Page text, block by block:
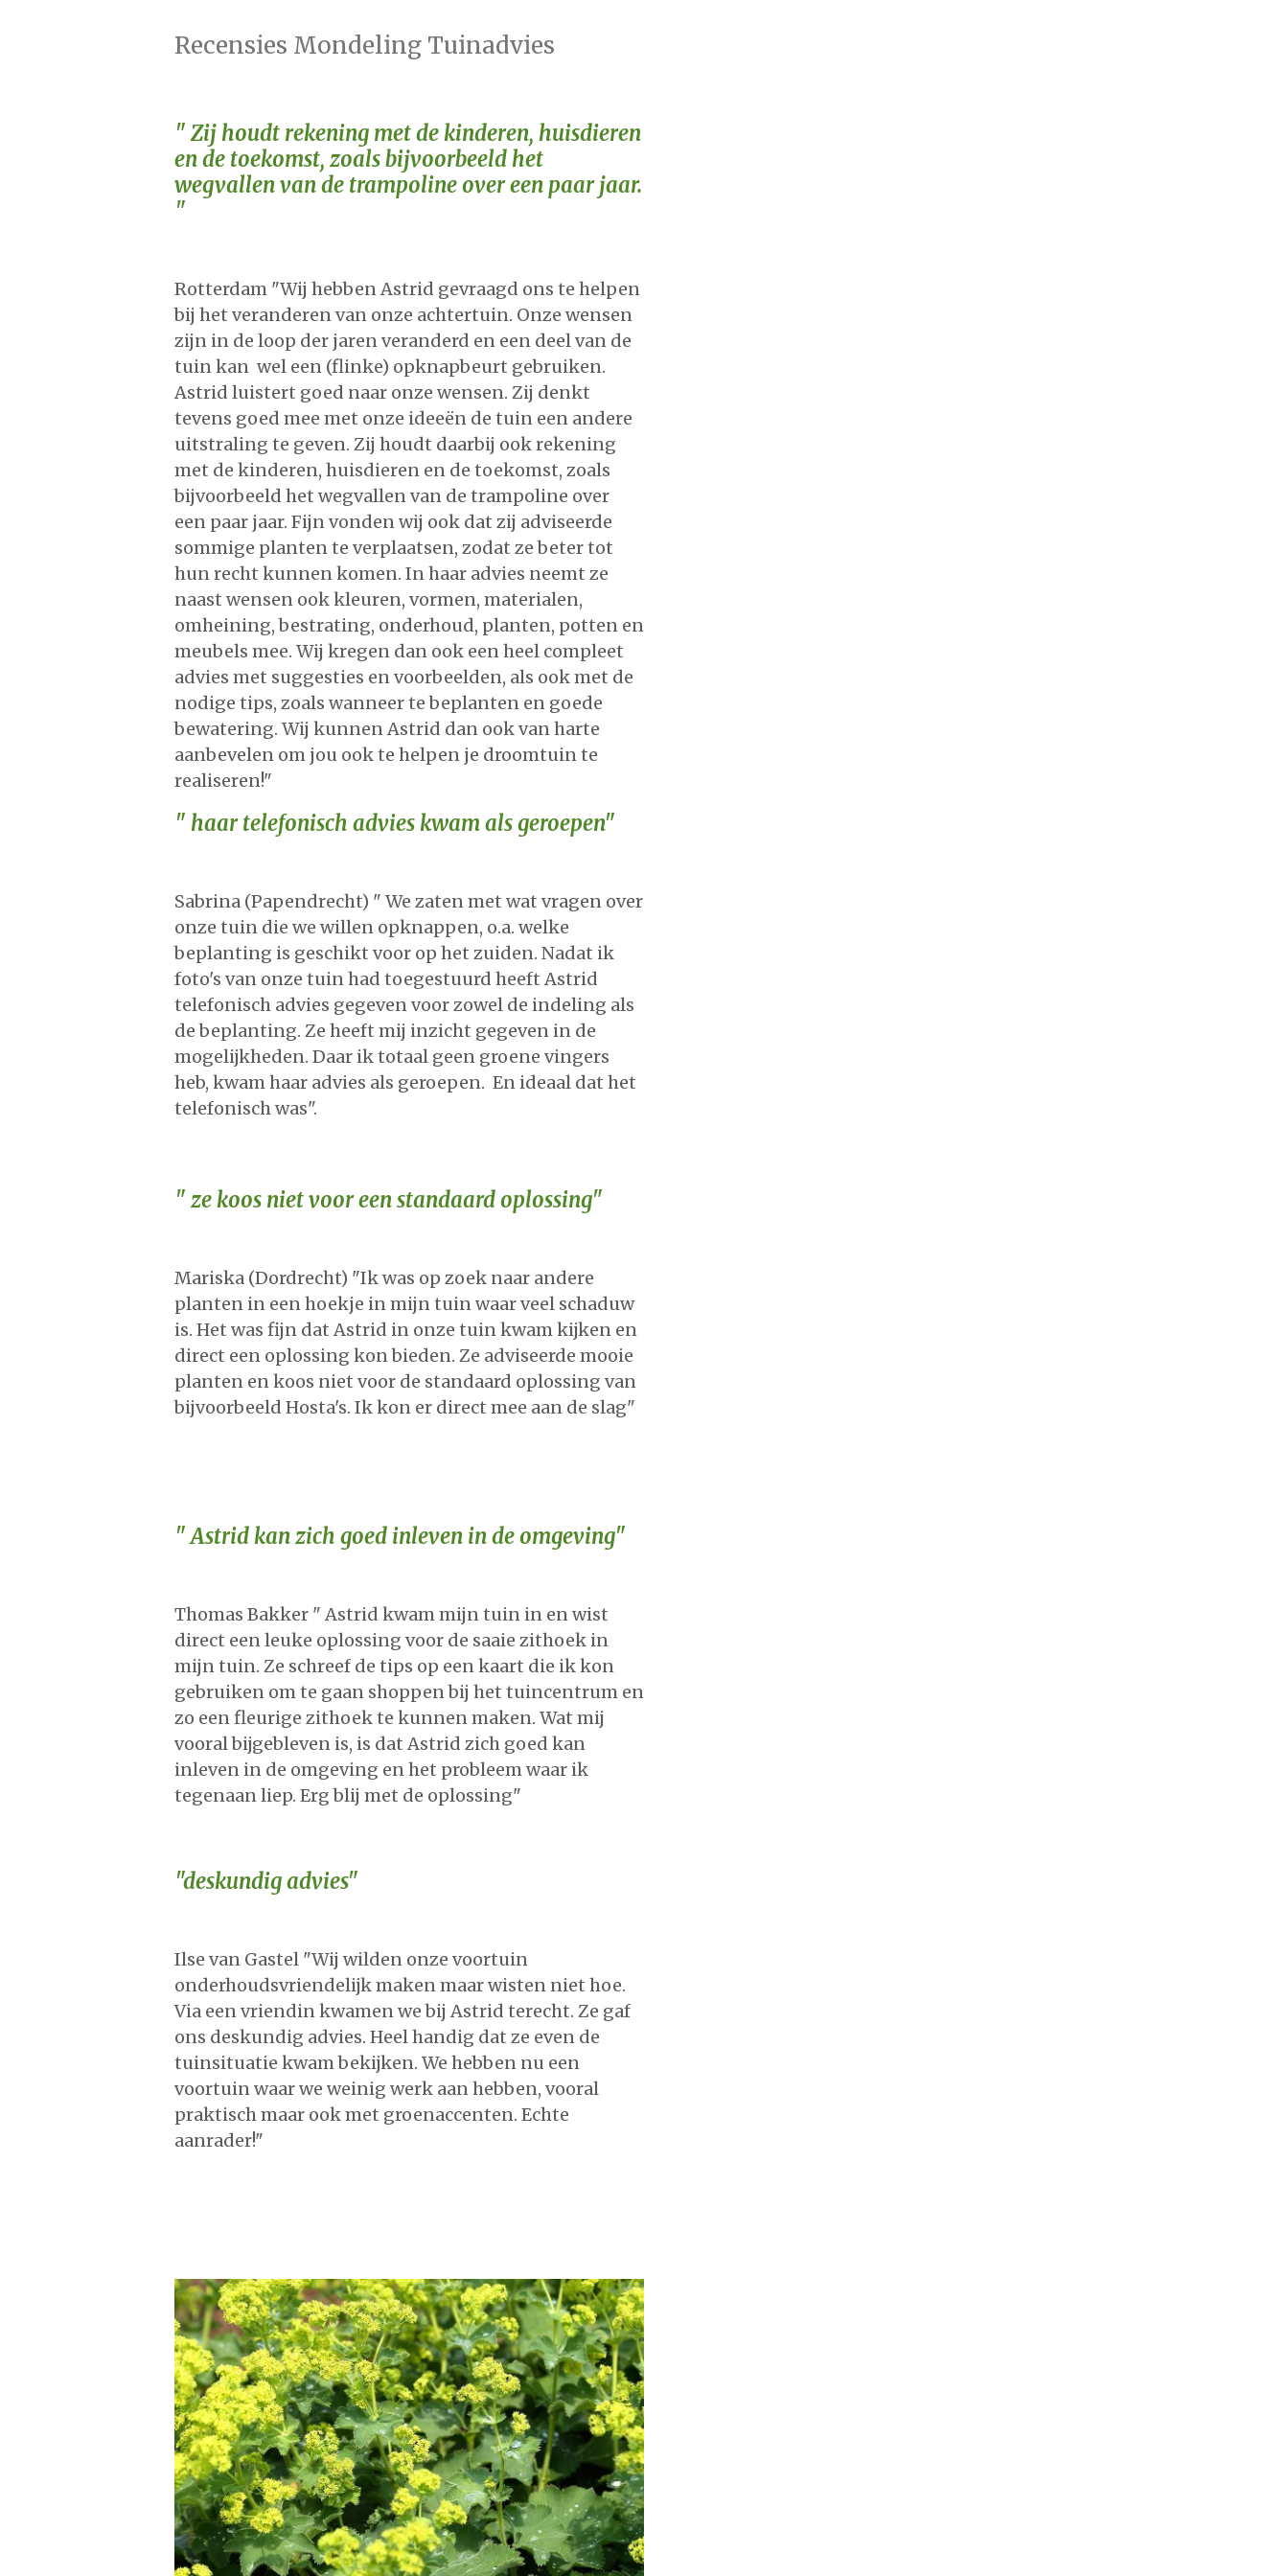
Recensies Mondeling Tuinadvies
"Zij houdt rekening met de kinderen, huisdieren
en de toekomst, zoals bijvoorbeeld het
wegvallen van de trampoline over een paar jaar.
"
Rotterdam "Wij hebben Astrid gevraagd ons te helpen
bij het veranderen van onze achtertuin. Onze wensen
zijn in de loop der jaren veranderd en een deel van de
tuin kan wel een (flinke) opknapbeurt gebruiken.
Astrid luistert goed naar onze wensen. Zij denkt
tevens goed mee met onze ideeën de tuin een andere
uitstraling te geven. Zij houdt daarbij ook rekening
met de kinderen, huisdieren en de toekomst, zoals
bijvoorbeeld het wegvallen van de trampoline over
een paar jaar. Fijn vonden wij ook dat zij adviseerde
sommige planten te verplaatsen, zodat ze beter tot
hun recht kunnen komen. In haar advies neemt ze
naast wensen ook kleuren, vormen, materialen,
omheining, bestrating, onderhoud, planten, potten en
meubels mee. Wij kregen dan ook een heel compleet
advies met suggesties en voorbeelden, als ook met de
nodige tips, zoals wanneer te beplanten en goede
bewatering. Wij kunnen Astrid dan ook van harte
aanbevelen om jou ook te helpen je droomtuin te
realiseren!"
" haar telefonisch advies kwam als geroepen"
Sabrina (Papendrecht) " We zaten met wat vragen over
onze tuin die we willen opknappen, o.a. welke
beplanting is geschikt voor op het zuiden. Nadat ik
foto's van onze tuin had toegestuurd heeft Astrid
telefonisch advies gegeven voor zowel de indeling als
de beplanting. Ze heeft mij inzicht gegeven in de
mogelijkheden. Daar ik totaal geen groene vingers
heb, kwam haar advies als geroepen. En ideaal dat het
telefonisch was".
" ze koos niet voor een standaard oplossing"
Mariska (Dordrecht) "Ik was op zoek naar andere
planten in een hoekje in mijn tuin waar veel schaduw
is. Het was fijn dat Astrid in onze tuin kwam kijken en
direct een oplossing kon bieden. Ze adviseerde mooie
planten en koos niet voor de standaard oplossing van
bijvoorbeeld Hosta's. Ik kon er direct mee aan de slag"
" Astrid kan zich goed inleven in de omgeving"
Thomas Bakker " Astrid kwam mijn tuin in en wist
direct een leuke oplossing voor de saaie zithoek in
mijn tuin. Ze schreef de tips op een kaart die ik kon
gebruiken om te gaan shoppen bij het tuincentrum en
zo een fleurige zithoek te kunnen maken. Wat mij
vooral bijgebleven is, is dat Astrid zich goed kan
inleven in de omgeving en het probleem waar ik
tegenaan liep. Erg blij met de oplossing"
"deskundig advies"
Ilse van Gastel "Wij wilden onze voortuin
onderhoudsvriendelijk maken maar wisten niet hoe.
Via een vriendin kwamen we bij Astrid terecht. Ze gaf
ons deskundig advies. Heel handig dat ze even de
tuinsituatie kwam bekijken. We hebben nu een
voortuin waar we weinig werk aan hebben, vooral
praktisch maar ook met groenaccenten. Echte
aanrader!"